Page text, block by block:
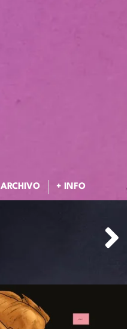
ARCHIVO + INFO